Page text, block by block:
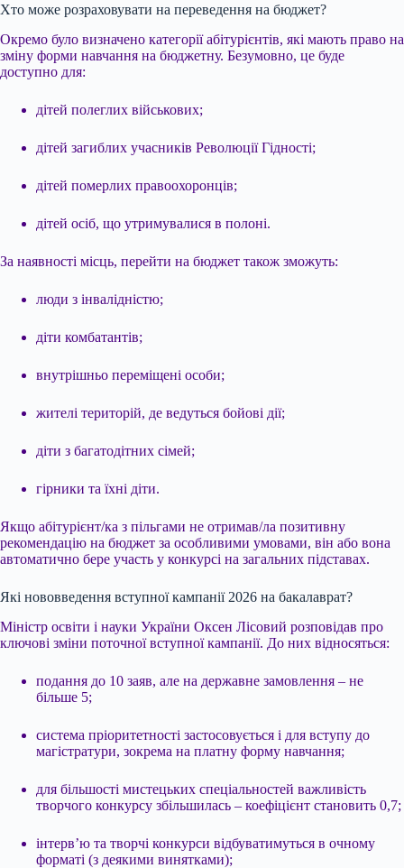
Хто може розраховувати на переведення на бюджет?
Окремо було визначено категорії абітурієнтів, які мають право на
зміну форми навчання на бюджетну. Безумовно, це буде
доступно для:
дітей полеглих військових;
дітей загиблих учасників Революції Гідності;
дітей померлих правоохоронців;
дітей осіб, що утримувалися в полоні.
За наявності місць, перейти на бюджет також зможуть:
люди з інвалідністю;
діти комбатантів;
внутрішньо переміщені особи;
жителі територій, де ведуться бойові дії;
діти з багатодітних сімей;
гірники та їхні діти.
Якщо абітурієнт/ка з пільгами не отримав/ла позитивну
рекомендацію на бюджет за особливими умовами, він або вона
автоматично бере участь у конкурсі на загальних підставах.
Які нововведення вступної кампанії 2026 на бакалаврат?
Міністр освіти і науки України Оксен Лісовий розповідав про
ключові зміни поточної вступної кампанії. До них відносяться:
подання до 10 заяв, але на державне замовлення – не
більше 5;
система пріоритетності застосовується і для вступу до
магістратури, зокрема на платну форму навчання;
для більшості мистецьких спеціальностей важливість
творчого конкурсу збільшилась – коефіцієнт становить 0,7;
інтерв’ю та творчі конкурси відбуватимуться в очному
форматі (з деякими винятками);